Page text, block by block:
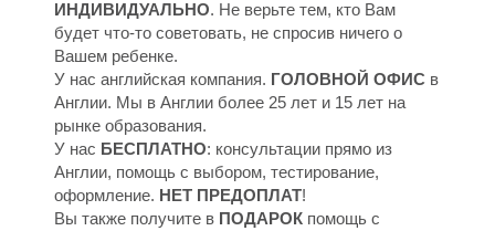
ИНДИВИДУАЛЬНО. Не верьте тем, кто Вам
будет что-то советовать, не спросив ничего о
Вашем ребенке.
У нас английская компания. ГОЛОВНОЙ ОФИС в
Англии. Мы в Англии более 25 лет и 15 лет на
рынке образования.
У нас БЕСПЛАТНО: консультации прямо из
Англии, помощь с выбором, тестирование,
оформление. НЕТ ПРЕДОПЛАТ!
Вы также получите в ПОДАРОК помощь с